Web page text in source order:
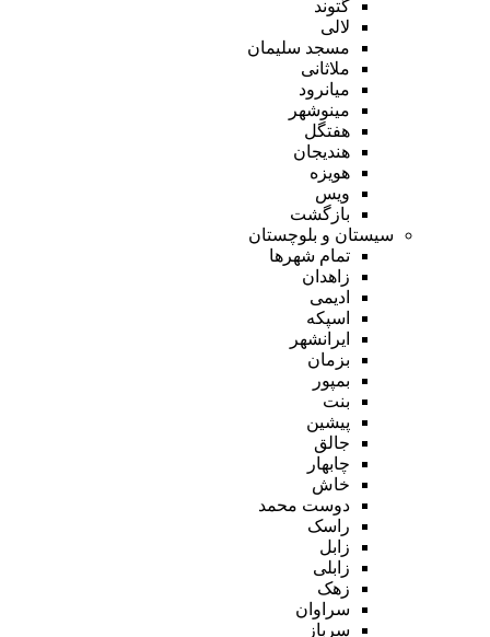
گتوند
لالی
مسجد سلیمان
ملاثانی
میانرود
مینوشهر
هفتگل
هندیجان
هویزه
ویس
بازگشت
سیستان و بلوچستان
تمام شهر‌ها
زاهدان
ادیمی
اسپکه
ایرانشهر
بزمان
بمپور
بنت
پیشین
جالق
چابهار
خاش
دوست محمد
راسک
زابل
زابلی
زهک
سراوان
سرباز